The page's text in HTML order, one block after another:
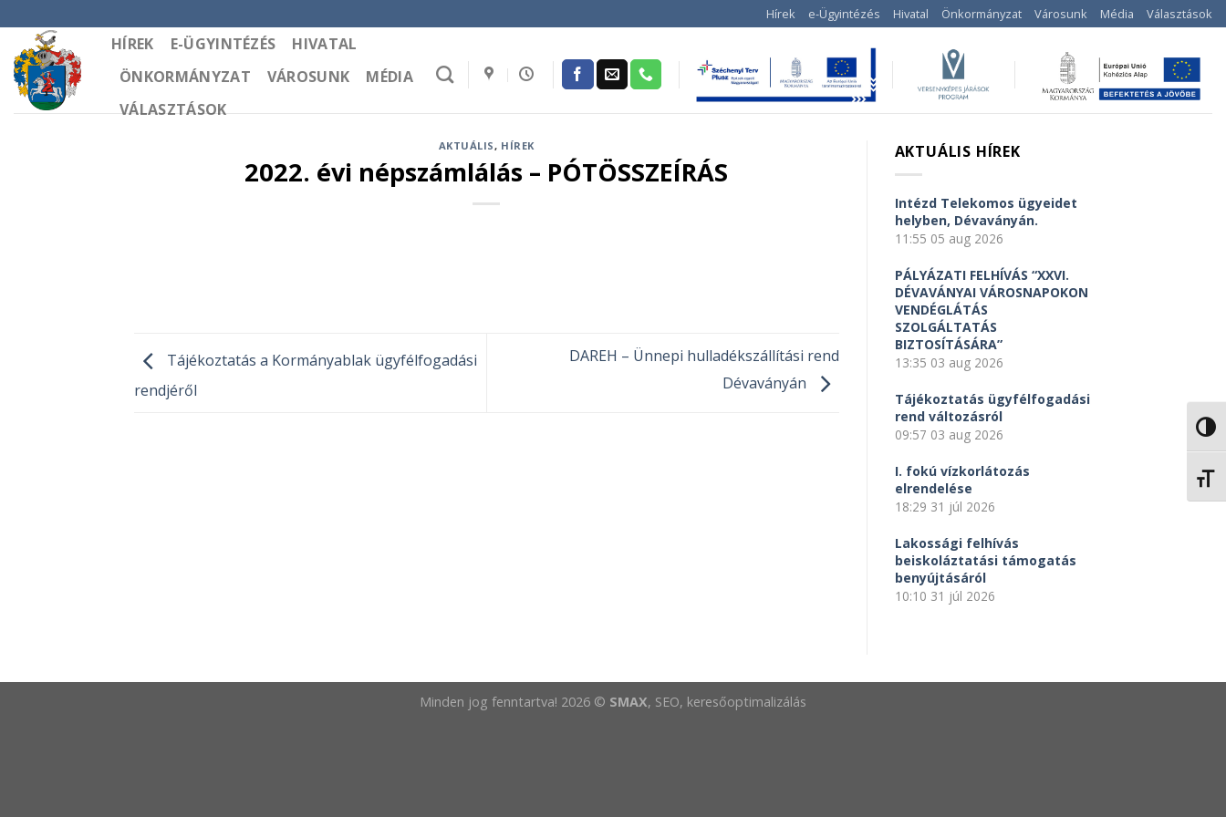
to
content
Hírek e-Ügyintézés Hivatal Önkormányzat Városunk Média Választások
HÍREK E-ÜGYINTÉZÉS
HIVATAL
ÖNKORMÁNYZAT
VÁROSUNK
MÉDIA
VÁLASZTÁSOK
AKTUÁLIS, HÍREK
2022. évi népszámlálás – PÓTÖSSZEÍRÁS
Tájékoztatás a Kormányablak ügyfélfogadási
rendjéről
DAREH – Ünnepi hulladékszállítási rend
Dévaványán
AKTUÁLIS HÍREK
Intézd Telekomos ügyeidet
helyben, Dévaványán.
11:55 05 aug 2026
PÁLYÁZATI FELHÍVÁS “XXVI.
DÉVAVÁNYAI VÁROSNAPOKON
VENDÉGLÁTÁS
SZOLGÁLTATÁS
BIZTOSÍTÁSÁRA”
13:35 03 aug 2026
Tájékoztatás ügyfélfogadási
rend változásról
09:57 03 aug 2026
I. fokú vízkorlátozás
elrendelése
18:29 31 júl 2026
Lakossági felhívás
beiskoláztatási támogatás
benyújtásáról
10:10 31 júl 2026
Minden jog fenntartva! 2026 © SMAX, SEO, keresőoptimalizálás